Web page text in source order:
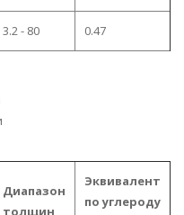
3.2 - 80 0.47
Диапазон
толщин
Эквивалент
по углероду